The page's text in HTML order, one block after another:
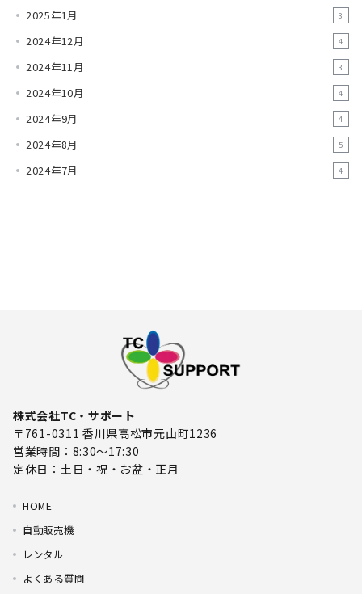
2025年1月 3
2024年12月 4
2024年11月 3
2024年10月 4
2024年9月 4
2024年8月 5
2024年7月 4
株式会社TC・サポート
〒761-0311 香川県高松市元山町1236
営業時間：8:30～17:30
定休日：土日・祝・お盆・正月
HOME
自動販売機
レンタル
よくある質問